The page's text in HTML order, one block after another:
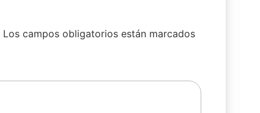
Los campos obligatorios están marcados